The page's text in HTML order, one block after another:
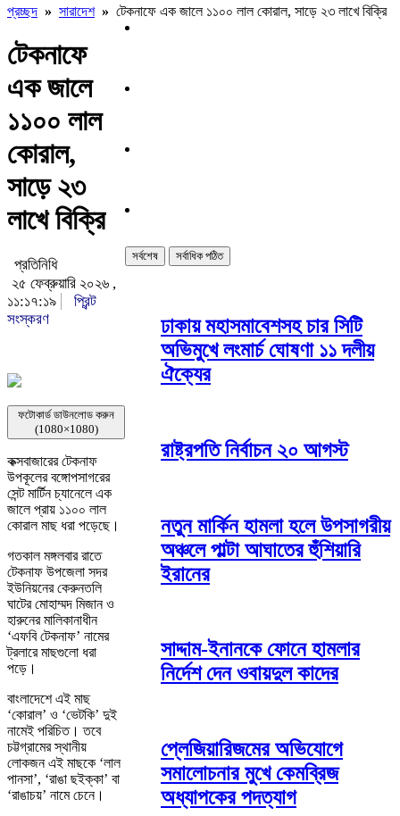
প্রচ্ছদ » সারাদেশ» টেকনাফে এক জালে ১১০০ লাল কোরাল, সাড়ে ২৩ লাখে বিক্রি
টেকনাফে
এক জালে
১১০০ লাল
কোরাল,
সাড়ে ২৩
লাখে বিক্রি
প্রতিনিধি
২৫ ফেব্রুয়ারি ২০২৬ ,
১১:১৭:১৯
প্রিন্ট
সংস্করণ
ফটোকার্ড ডাউনলোড করুন
(1080×1080)
কক্সবাজারের টেকনাফ
উপকূলের বঙ্গোপসাগরের
সেন্ট মার্টিন চ্যানেলে এক
জালে প্রায় ১১০০ লাল
কোরাল মাছ ধরা পড়েছে।
গতকাল মঙ্গলবার রাতে
টেকনাফ উপজেলা সদর
ইউনিয়নের কেরুনতলি
ঘাটের মোহাম্মদ মিজান ও
হারুনের মালিকানাধীন
‘এফবি টেকনাফ’ নামের
ট্রলারে মাছগুলো ধরা
পড়ে।
বাংলাদেশে এই মাছ
‘কোরাল’ ও ‘ভেটকি’ দুই
নামেই পরিচিত। তবে
চট্টগ্রামের স্থানীয়
লোকজন এই মাছকে ‘লাল
পানসা’, ‘রাঙা ছইক্কা’ বা
‘রাঙাচয়’ নামে চেনে।
সর্বশেষ সর্বাধিক পঠিত
ঢাকায় মহাসমাবেশসহ চার সিটি
অভিমুখে লংমার্চ ঘোষণা ১১ দলীয়
ঐক্যের
রাষ্ট্রপতি নির্বাচন ২০ আগস্ট
নতুন মার্কিন হামলা হলে উপসাগরীয়
অঞ্চলে পাল্টা আঘাতের হুঁশিয়ারি
ইরানের
সাদ্দাম-ইনানকে ফোনে হামলার
নির্দেশ দেন ওবায়দুল কাদের
প্লেজিয়ারিজমের অভিযোগে
সমালোচনার মুখে কেমব্রিজ
অধ্যাপকের পদত্যাগ